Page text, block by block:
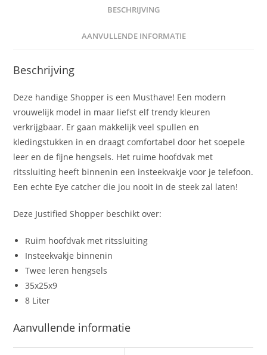
BESCHRIJVING
AANVULLENDE INFORMATIE
Beschrijving
Deze handige Shopper is een Musthave! Een modern
vrouwelijk model in maar liefst elf trendy kleuren
verkrijgbaar. Er gaan makkelijk veel spullen en
kledingstukken in en draagt comfortabel door het soepele
leer en de fijne hengsels. Het ruime hoofdvak met
ritssluiting heeft binnenin een insteekvakje voor je telefoon.
Een echte Eye catcher die jou nooit in de steek zal laten!
Deze Justified Shopper beschikt over:
Ruim hoofdvak met ritssluiting
Insteekvakje binnenin
Twee leren hengsels
35x25x9
8 Liter
Aanvullende informatie